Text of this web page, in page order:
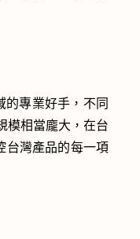
的專業好手，不同
模相當龐大，在台
台灣產品的每一項